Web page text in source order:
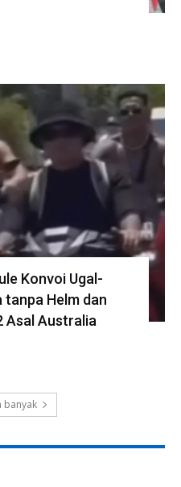
Konvoi Ugal-
tanpa Helm dan
Asal Australia
banyak